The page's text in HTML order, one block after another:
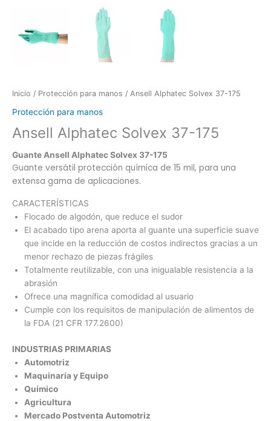
Inicio / Protección para manos / Ansell Alphatec Solvex 37-175
Protección para manos
Ansell Alphatec Solvex 37-175
Guante Ansell Alphatec Solvex 37-175
Guante versátil protección química de 15 mil, para una
extensa gama de aplicaciones.
CARACTERÍSTICAS
Flocado de algodón, que reduce el sudor
El acabado tipo arena aporta al guante una superficie suave
que incide en la reducción de costos indirectos gracias a un
menor rechazo de piezas frágiles
Totalmente reutilizable, con una inigualable resistencia a la
abrasión
Ofrece una magnífica comodidad al usuario
Cumple con los requisitos de manipulación de alimentos de
la FDA (21 CFR 177.2600)
INDUSTRIAS PRIMARIAS
Automotriz
Maquinaria y Equipo
Químico
Agricultura
Mercado Postventa Automotriz